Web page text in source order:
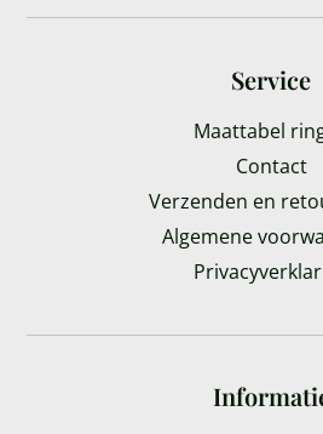
Service
Maattabel
Contact
Verzenden en
Algemene